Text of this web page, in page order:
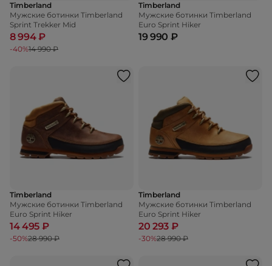
Timberland
Мужские ботинки Timberland
Sprint Trekker Mid
8 994 ₽
-40%14 990 ₽
Timberland
Мужские ботинки Timberland
Euro Sprint Hiker
19 990 ₽
Timberland
Мужские ботинки Timberland
Euro Sprint Hiker
14 495 ₽
-50%28 990 ₽
Timberland
Мужские ботинки Timberland
Euro Sprint Hiker
20 293 ₽
-30%28 990 ₽